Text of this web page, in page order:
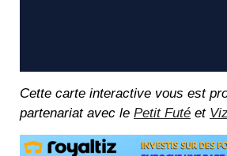
Cette carte interactive vous est
partenariat avec le Petit Futé et